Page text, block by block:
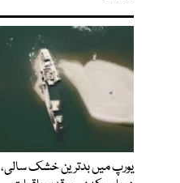
یورپ میں بدترین خشک سالی،